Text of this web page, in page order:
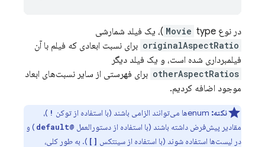
در نوع Movie type)، یک فیلد شمارشی
originalAspectRatio برای نسبت ابعادی که فیلم با آن
فیلمبرداری شده است، و یک فیلد دیگر
otherAspectRatios برای فهرستی از سایر نسبت‌های ابعاد
موجود اضافه کردیم.
نکته: enumها می‌توانند الزامی باشند (با استفاده از توکن ! )،
مقادیر پیش‌فرض داشته باشند (با استفاده از دستورالعمل @default
) و
در لیست‌ها استفاده شوند (با استفاده از سینتکس [] ). به طور کلی،